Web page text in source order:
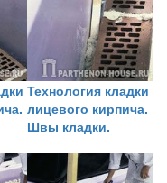
Технология кладки
лицевого кирпича.
Швы кладки.